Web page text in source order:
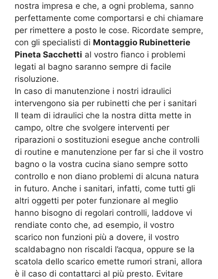
nostra impresa e che, a ogni problema, sanno
perfettamente come comportarsi e chi chiamare
per rimettere a posto le cose. Ricordate sempre,
con gli specialisti di Montaggio Rubinetterie
Pineta Sacchetti al vostro fianco i problemi
legati al bagno saranno sempre di facile
risoluzione.
In caso di manutenzione i nostri idraulici
intervengono sia per rubinetti che per i sanitari
Il team di idraulici che la nostra ditta mette in
campo, oltre che svolgere interventi per
riparazioni o sostituzioni esegue anche controlli
di routine e manutenzione per far si che il vostro
bagno o la vostra cucina siano sempre sotto
controllo e non diano problemi di alcuna natura
in futuro. Anche i sanitari, infatti, come tutti gli
altri oggetti per poter funzionare al meglio
hanno bisogno di regolari controlli, laddove vi
rendiate conto che, ad esempio, il vostro
scarico non funzioni più a dovere, il vostro
scaldabagno non riscaldi l’acqua, oppure se la
scatola dello scarico emette rumori strani, allora
è il caso di contattarci al più presto. Evitare